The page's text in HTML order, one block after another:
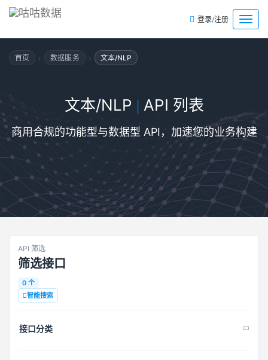
菜
单
登录/注册
首页 › 数据服务 › 文本/NLP
文本/NLP | API 列表
商用合规的功能型与数据型 API，加速您的业务构建
API 筛选
筛选接口
0 个
智能搜索
接口分类